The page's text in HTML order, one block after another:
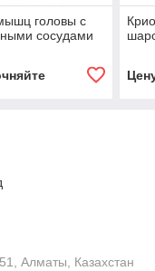
головы с
сосудами
Алматы, Казахстан